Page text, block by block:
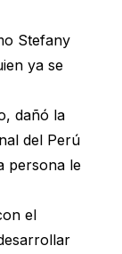
Stefany
ya se
dañó la
del Perú
persona le
el